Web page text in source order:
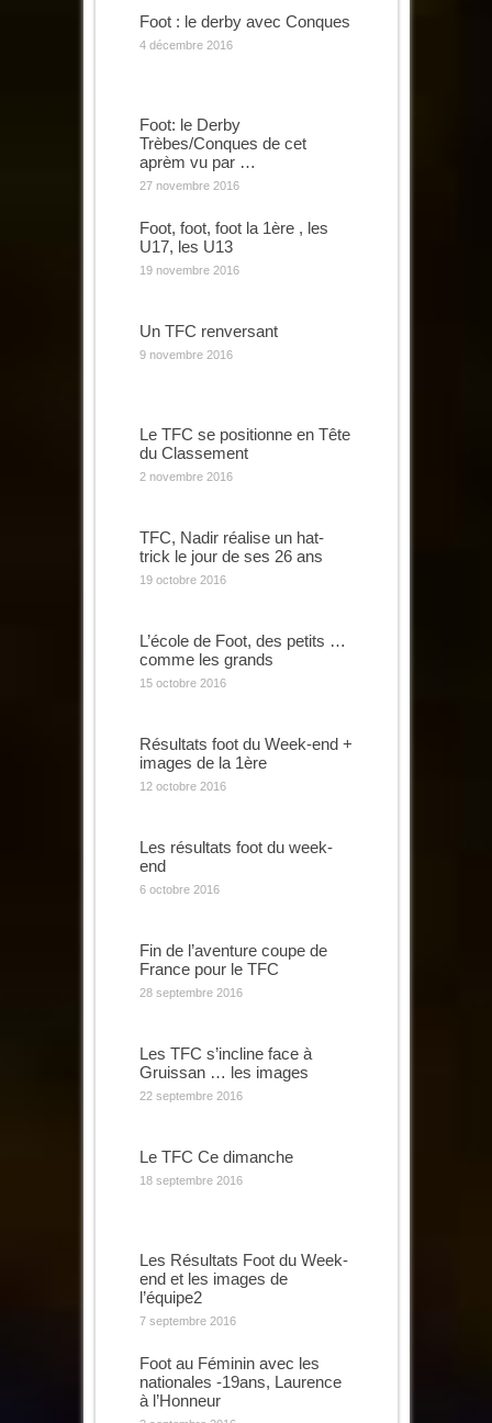
Foot : le derby avec Conques
4 décembre 2016
Foot: le Derby
Trèbes/Conques de cet
aprèm vu par …
27 novembre 2016
Foot, foot, foot la 1ère , les
U17, les U13
19 novembre 2016
Un TFC renversant
9 novembre 2016
Le TFC se positionne en Tête
du Classement
2 novembre 2016
TFC, Nadir réalise un hat-
trick le jour de ses 26 ans
19 octobre 2016
L’école de Foot, des petits …
comme les grands
15 octobre 2016
Résultats foot du Week-end +
images de la 1ère
12 octobre 2016
Les résultats foot du week-
end
6 octobre 2016
Fin de l’aventure coupe de
France pour le TFC
28 septembre 2016
Les TFC s’incline face à
Gruissan … les images
22 septembre 2016
Le TFC Ce dimanche
18 septembre 2016
Les Résultats Foot du Week-
end et les images de
l’équipe2
7 septembre 2016
Foot au Féminin avec les
nationales -19ans, Laurence
à l’Honneur